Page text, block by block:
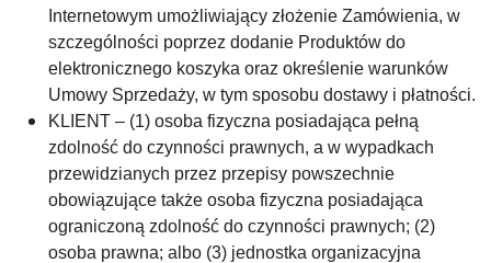
Internetowym umożliwiający złożenie Zamówienia, w
szczególności poprzez dodanie Produktów do
elektronicznego koszyka oraz określenie warunków
Umowy Sprzedaży, w tym sposobu dostawy i płatności.
KLIENT – (1) osoba fizyczna posiadająca pełną
zdolność do czynności prawnych, a w wypadkach
przewidzianych przez przepisy powszechnie
obowiązujące także osoba fizyczna posiadająca
ograniczoną zdolność do czynności prawnych; (2)
osoba prawna; albo (3) jednostka organizacyjna